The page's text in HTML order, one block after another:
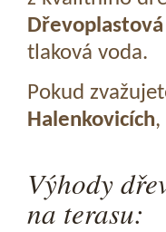
Dřevoplastová
tlaková voda.
Pokud
Halenkovicích,
Výhody
na terasu: